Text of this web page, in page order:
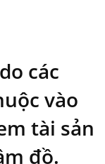
các
vào
tài sản
đồ.